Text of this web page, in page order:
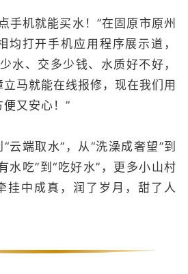
机就能买水！”在固原市原州
均打开手机应用程序展示道，
水、交多少钱、水质好不好，
马就能在线报修，现在我们用
又安心！”
端取水”，从“洗澡成奢望”到
水吃”到“吃好水”，更多小山村
挂中成真，润了岁月，甜了人